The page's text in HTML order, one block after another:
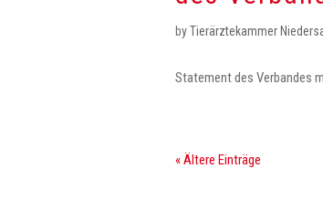
byTierärztekammer
Statement des Verbandes
« Ältere Einträge